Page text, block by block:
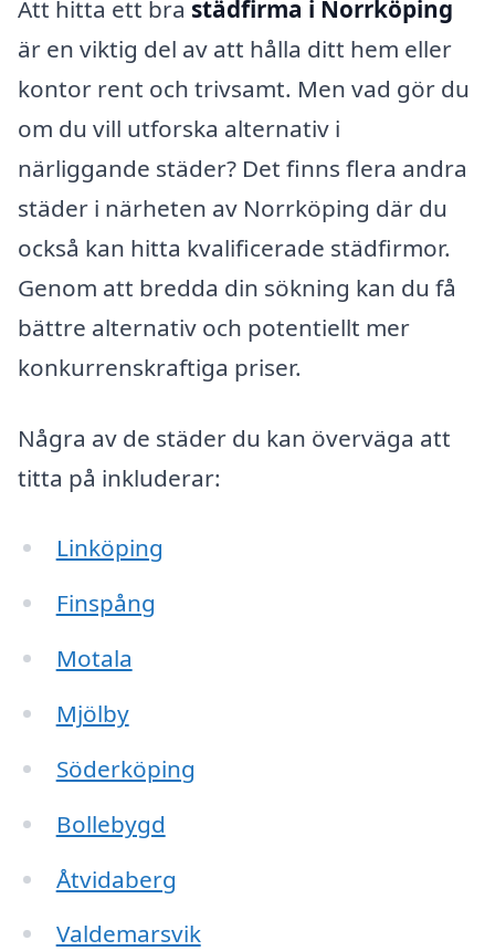
Att hitta ett bra städfirma i Norrköping
är en viktig del av att hålla ditt hem eller
kontor rent och trivsamt. Men vad gör du
om du vill utforska alternativ i
närliggande städer? Det finns flera andra
städer i närheten av Norrköping där du
också kan hitta kvalificerade städfirmor.
Genom att bredda din sökning kan du få
bättre alternativ och potentiellt mer
konkurrenskraftiga priser.
Några av de städer du kan överväga att
titta på inkluderar:
Linköping
Finspång
Motala
Mjölby
Söderköping
Bollebygd
Åtvidaberg
Valdemarsvik